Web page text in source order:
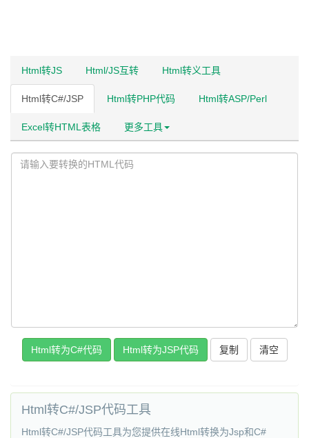
Html转JS Html/JS互转 Html转义工具
Html转C#/JSP Html转PHP代码 Html转ASP/Perl
Excel转HTML表格 更多工具
复制
Html转C#/JSP代码工具
Html转C#/JSP代码工具为您提供在线Html转换为Jsp和C#